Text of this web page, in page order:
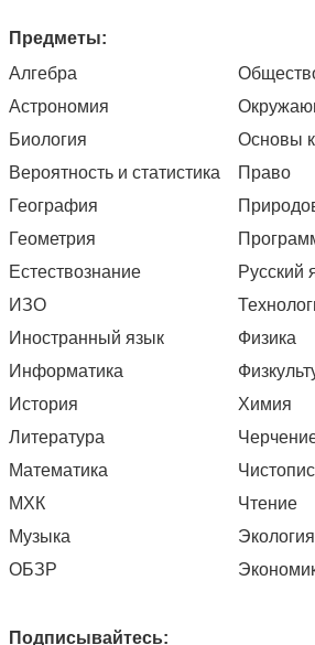
Предметы:
Алгебра
Астрономия
Биология
Вероятность и статистика
География
Геометрия
Естествознание
ИЗО
Иностранный язык
Информатика
История
Литература
Математика
МХК
Музыка
ОБЗР
Основы
Право
Русский
Физика
Химия
Чтение
Экология
Подписывайтесь: